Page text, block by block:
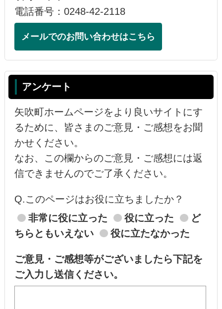
電話番号：0248-42-2118
メールでのお問い合わせはこちら
アンケート
矢吹町ホームページをより良いサイトにす
るために、皆さまのご意見・ご感想をお聞
かせください。
なお、この欄からのご意見・ご感想には返
信できませんのでご了承ください。
Q.このページはお役に立ちましたか？
非常に役に立った
役に立った
ど
ちらともいえない
役に立たなかった
ご意見・ご感想等がございましたら下記を
ご入力し送信ください。